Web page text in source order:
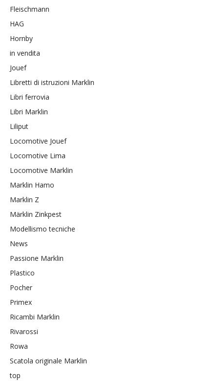
Fleischmann
HAG
Hornby
in vendita
Jouef
Libretti di istruzioni Marklin
Libri ferrovia
Libri Marklin
Liliput
Locomotive Jouef
Locomotive Lima
Locomotive Marklin
Marklin Hamo
Marklin Z
Märklin Zinkpest
Modellismo tecniche
News
Passione Marklin
Plastico
Pocher
Primex
Ricambi Marklin
Rivarossi
Rowa
Scatola originale Marklin
top